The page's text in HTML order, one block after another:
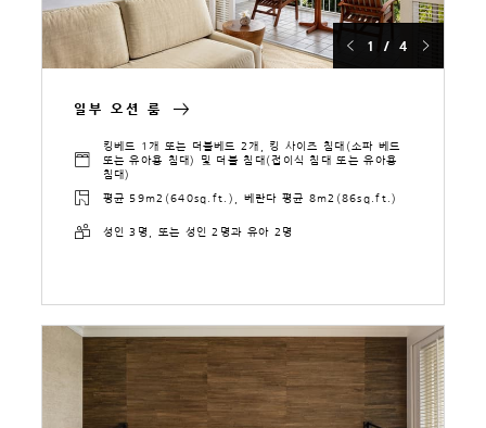
1 / 4
일부 오션 룸
킹베드 1개 또는 더블베드 2개, 킹 사이즈 침대(소파 베드
또는 유아용 침대) 및 더블 침대(접이식 침대 또는 유아용
침대)
평균 59m2(640sq.ft.), 베란다 평균 8m2(86sq.ft.)
성인 3명, 또는 성인 2명과 유아 2명